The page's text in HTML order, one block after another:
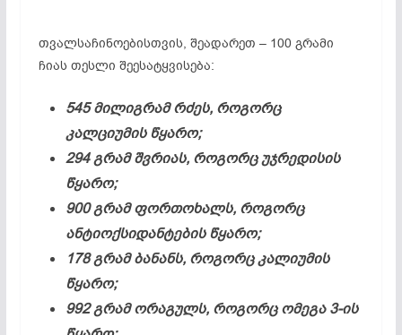
თვალსაჩინოებისთვის, შეადარეთ – 100 გრამი
ჩიას თესლი შეესატყვისება:
545 მილიგრამ რძეს, როგორც
კალციუმის წყარო;
294 გრამ შვრიას, როგორც უჯრედისის
წყარო;
900 გრამ ფორთოხალს, როგორც
ანტიოქსიდანტების წყარო;
178 გრამ ბანანს, როგორც კალიუმის
წყარო;
992 გრამ ორაგულს, როგორც ომეგა 3-ის